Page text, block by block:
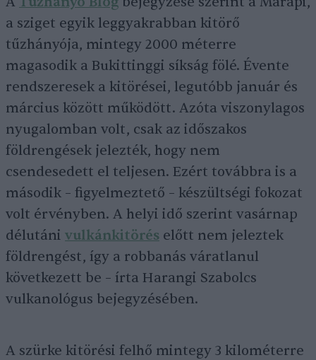
a sziget egyik leggyakrabban kitörő
tűzhányója, mintegy 2000 méterre
magasodik a Bukittinggi síkság fölé. Évente
rendszeresek a kitörései, legutóbb január és
március között működött. Azóta viszonylagos
nyugalomban volt, csak az időszakos
földrengések jelezték, hogy nem
csendesedett el teljesen. Ezért továbbra is a
második – figyelmeztető – készültségi fokozat
volt érvényben. A helyi idő szerint vasárnap
délutáni vulkánkitörés előtt nem jeleztek
földrengést, így a robbanás váratlanul
következett be – írta Harangi Szabolcs
vulkanológus bejegyzésében.
A szürke kitörési felhő mintegy 3 kilométerre